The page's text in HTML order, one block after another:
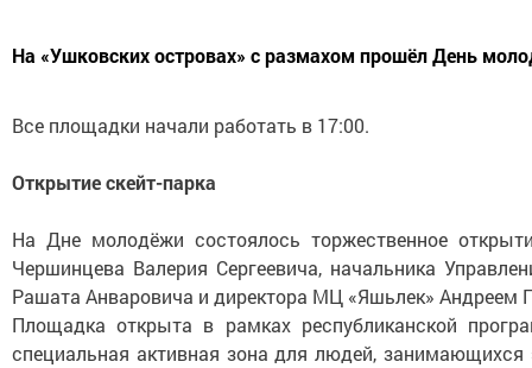
На «Ушковских островах» с размахом прошёл День
Все площадки начали работать в 17:00.
Открытие скейт-парка
На Дне молодёжи состоялось торжественное
Чершинцева Валерия Сергеевича, начальника
Рашата Анваровича и директора МЦ «Яшьлек» Андреем
Площадка открыта в рамках республиканской
специальная активная зона для людей,